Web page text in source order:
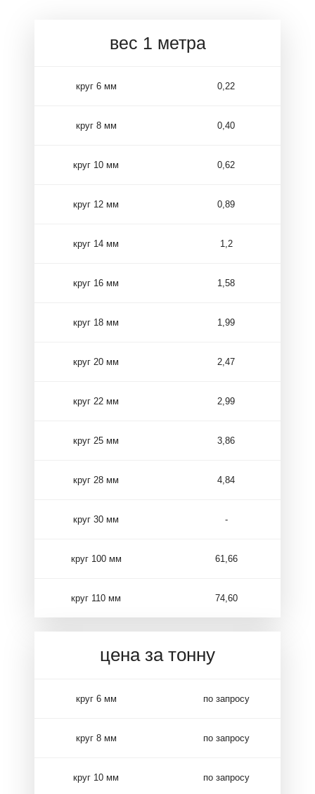
вес 1 метра
круг 6 мм 0,22
круг 8 мм 0,40
круг 10 мм 0,62
круг 12 мм 0,89
круг 14 мм 1,2
круг 16 мм 1,58
круг 18 мм 1,99
круг 20 мм 2,47
круг 22 мм 2,99
круг 25 мм 3,86
круг 28 мм 4,84
круг 30 мм -
круг 100 мм 61,66
круг 110 мм 74,60
цена за тонну
круг 6 мм по запросу
круг 8 мм по запросу
круг 10 мм по запросу